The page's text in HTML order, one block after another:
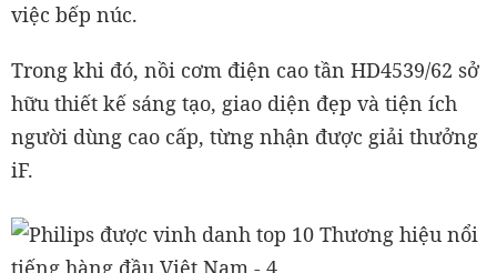
việc bếp núc.
Trong khi đó, nồi cơm điện cao tần HD4539/62 sở
hữu thiết kế sáng tạo, giao diện đẹp và tiện ích
người dùng cao cấp, từng nhận được giải thưởng
iF.